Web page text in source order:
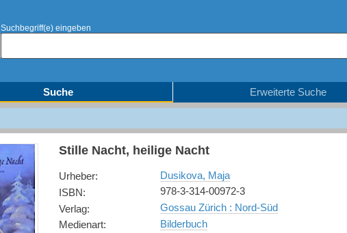
Suchbegriff(e) eingeben
Suche Erweiterte Suche
Stille Nacht, heilige Nacht
Urheber:
Dusikova, Maja
ISBN:
978-3-314-00972-3
Verlag:
Gossau Zürich : Nord-Süd
Medienart:
Bilderbuch